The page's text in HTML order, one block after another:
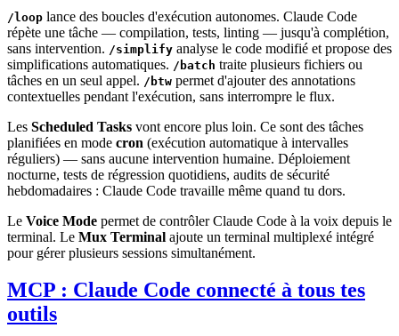
/loop lance des boucles d'exécution autonomes. Claude Code
répète une tâche — compilation, tests, linting — jusqu'à complétion,
sans intervention. /simplify analyse le code modifié et propose des
simplifications automatiques. /batch traite plusieurs fichiers ou
tâches en un seul appel. /btw permet d'ajouter des annotations
contextuelles pendant l'exécution, sans interrompre le flux.
Les Scheduled Tasks vont encore plus loin. Ce sont des tâches
planifiées en mode cron (exécution automatique à intervalles
réguliers) — sans aucune intervention humaine. Déploiement
nocturne, tests de régression quotidiens, audits de sécurité
hebdomadaires : Claude Code travaille même quand tu dors.
Le Voice Mode permet de contrôler Claude Code à la voix depuis le
terminal. Le Mux Terminal ajoute un terminal multiplexé intégré
pour gérer plusieurs sessions simultanément.
MCP : Claude Code connecté à tous tes
outils